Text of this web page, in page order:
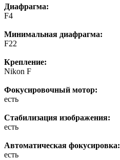
Диафрагма:
F4
Минимальная диафрагма:
F22
Крепление:
Nikon F
Фокусировочный мотор:
есть
Стабилизация изображения:
есть
Автоматическая фокусировка:
есть